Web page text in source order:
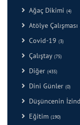
Ağaç Dikimi (4)
Atölye Çalışması
Covid-19 (3)
Çalıştay (75)
Diğer (435)
Dini Günler (0)
Düşüncenin
Eğitim (190)